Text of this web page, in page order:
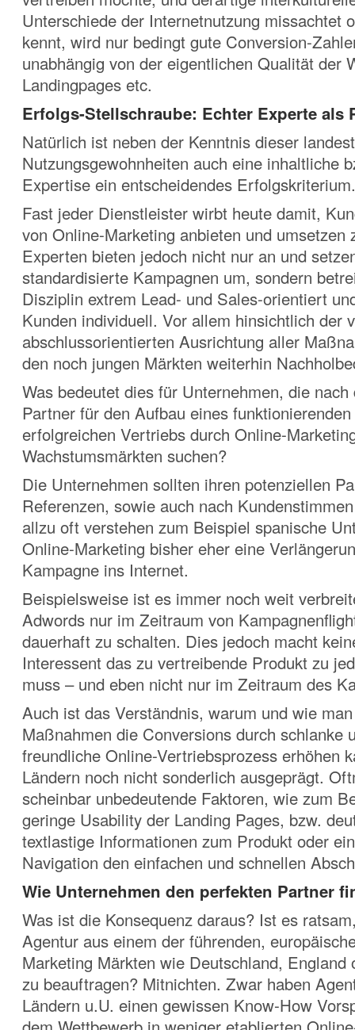
Unterschiede der Internetnutzung missachtet
kennt, wird nur bedingt gute Conversion-
unabhängig von der eigentlichen Qualität der
Landingpages etc.
Erfolgs-Stellschraube: Echter Experte als
Natürlich ist neben der Kenntnis dieser
Nutzungsgewohnheiten auch eine inhaltliche
Expertise ein entscheidendes Erfolgskriterium.
Fast jeder Dienstleister wirbt heute damit,
von Online-Marketing anbieten und umsetzen
Experten bieten jedoch nicht nur an und
standardisierte Kampagnen um, sondern
Disziplin extrem Lead- und Sales-orientiert
Kunden individuell. Vor allem hinsichtlich der
abschlussorientierten Ausrichtung aller
den noch jungen Märkten weiterhin
Was bedeutet dies für Unternehmen, die
Partner für den Aufbau eines
erfolgreichen Vertriebs durch Online-
Wachstumsmärkten suchen?
Die Unternehmen sollten ihren potenziellen
Referenzen, sowie auch nach
allzu oft verstehen zum Beispiel spanische
Online-Marketing bisher eher eine
Kampagne ins Internet.
Beispielsweise ist es immer noch weit
Adwords nur im Zeitraum von
dauerhaft zu schalten. Dies jedoch macht
Interessent das zu vertreibende Produkt zu
muss – und eben nicht nur im Zeitraum des
Auch ist das Verständnis, warum und wie
Maßnahmen die Conversions durch schlanke
freundliche Online-Vertriebsprozess erhöhen
Ländern noch nicht sonderlich ausgeprägt.
scheinbar unbedeutende Faktoren, wie zum
geringe Usability der Landing Pages, bzw.
textlastige Informationen zum Produkt oder
Navigation den einfachen und schnellen
Wie Unternehmen den perfekten Partner
Was ist die Konsequenz daraus? Ist es
Agentur aus einem der führenden,
Marketing Märkten wie Deutschland, England
zu beauftragen? Mitnichten. Zwar haben
Ländern u.U. einen gewissen Know-How